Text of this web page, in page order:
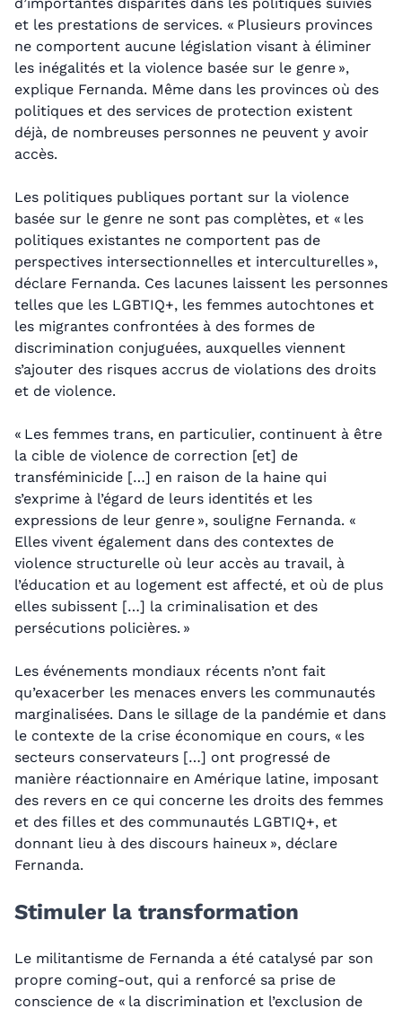
et les prestations de services. « Plusieurs provinces
ne comportent aucune législation visant à éliminer
les inégalités et la violence basée sur le genre »,
explique Fernanda. Même dans les provinces où des
politiques et des services de protection existent
déjà, de nombreuses personnes ne peuvent y avoir
accès.
Les politiques publiques portant sur la violence
basée sur le genre ne sont pas complètes, et « les
politiques existantes ne comportent pas de
perspectives intersectionnelles et interculturelles »,
déclare Fernanda. Ces lacunes laissent les personnes
telles que les LGBTIQ+, les femmes autochtones et
les migrantes confrontées à des formes de
discrimination conjuguées, auxquelles viennent
s’ajouter des risques accrus de violations des droits
et de violence.
« Les femmes trans, en particulier, continuent à être
la cible de violence de correction [et] de
transféminicide […] en raison de la haine qui
s’exprime à l’égard de leurs identités et les
expressions de leur genre », souligne Fernanda. «
Elles vivent également dans des contextes de
violence structurelle où leur accès au travail, à
l’éducation et au logement est affecté, et où de plus
elles subissent […] la criminalisation et des
persécutions policières. »
Les événements mondiaux récents n’ont fait
qu’exacerber les menaces envers les communautés
marginalisées. Dans le sillage de la pandémie et dans
le contexte de la crise économique en cours, « les
secteurs conservateurs […] ont progressé de
manière réactionnaire en Amérique latine, imposant
des revers en ce qui concerne les droits des femmes
et des filles et des communautés LGBTIQ+, et
donnant lieu à des discours haineux », déclare
Fernanda.
Stimuler la transformation
Le militantisme de Fernanda a été catalysé par son
propre coming-out, qui a renforcé sa prise de
conscience de « la discrimination et l’exclusion de